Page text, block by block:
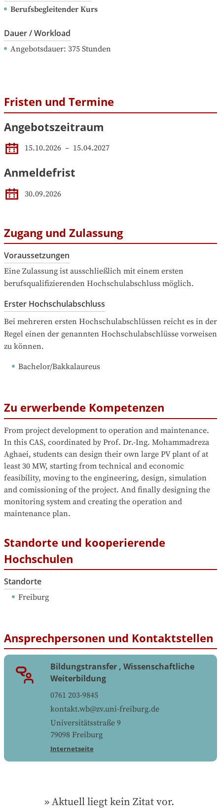
Berufsbegleitender Kurs
Dauer / Workload
Angebotsdauer: 375 Stunden
Fristen und Termine
Angebotszeitraum
15.10.2026 – 15.04.2027
Anmeldefrist
30.09.2026
Zugang und Zulassung
Voraussetzungen
Eine Zulassung ist ausschließlich mit einem ersten
berufsqualifizierenden Hochschulabschluss möglich.
Erster Hochschulabschluss
Bei mehreren ersten Hochschulabschlüssen reicht es in der
Regel einen der genannten Hochschulabschlüsse vorweisen
zu können.
Bachelor/Bakkalaureus
Zu erwerbende Kompetenzen
From project development to operation and maintenance.
In this CAS, coordinated by Prof. Dr.-Ing. Mohammadreza
Aghaei, students can design their own large PV plant of at
least 30 MW, starting from technical and economic
feasibility, moving to the engineering, design, simulation
and comissioning of the project. And finally designing the
monitoring system and creating the operation and
maintenance plan.
Standorte und kooperierende
Hochschulen
Standorte
Freiburg
Ansprechpersonen und Kontaktstellen
Bildungstransfer , Wissenschaftliche
Weiterbildung
0761 203-9845
kontakt.wb@zv.uni-freiburg.de
Universitätsstraße 9
79098 Freiburg
Internetseite
Aktuell liegt kein Zitat vor.